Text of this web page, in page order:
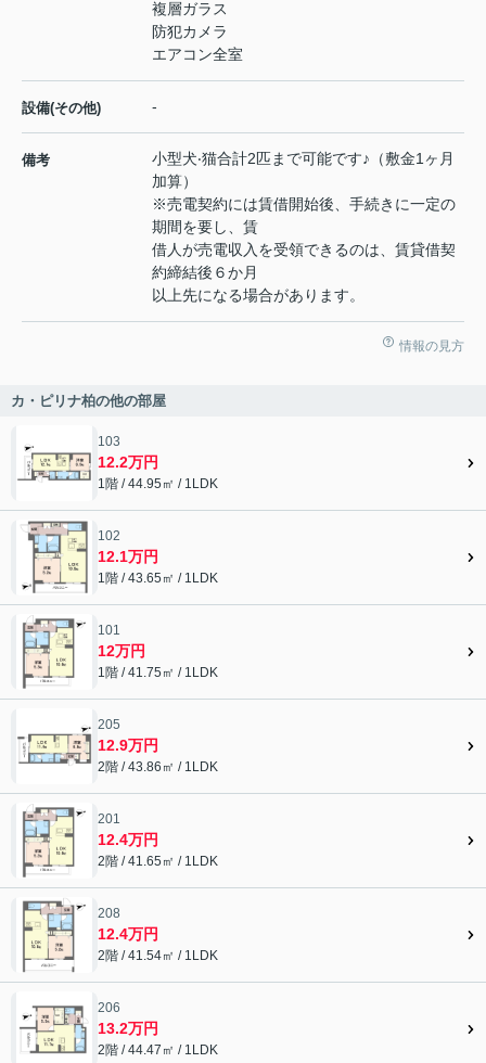
複層ガラス
防犯カメラ
エアコン全室
設備(その他) -
備考
⼩型⽝‧猫合計2匹まで可能です♪（敷⾦1ヶ⽉
加算）
※売電契約には賃借開始後、⼿続きに⼀定の
期間を要し、賃
借⼈が売電収⼊を受領できるのは、賃貸借契
約締結後６か⽉
以上先になる場合があります。
情報の見方
カ・ピリナ柏の他の部屋
103
12.2万円
1階 / 44.95㎡ / 1LDK
102
12.1万円
1階 / 43.65㎡ / 1LDK
101
12万円
1階 / 41.75㎡ / 1LDK
205
12.9万円
2階 / 43.86㎡ / 1LDK
201
12.4万円
2階 / 41.65㎡ / 1LDK
208
12.4万円
2階 / 41.54㎡ / 1LDK
206
13.2万円
2階 / 44.47㎡ / 1LDK